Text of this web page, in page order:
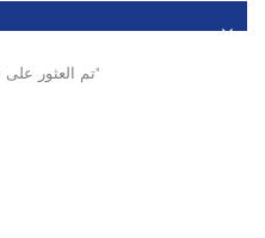
1 تم العثور على نتائج لـ "عدادات العاكس ثلاثي الأطوار"